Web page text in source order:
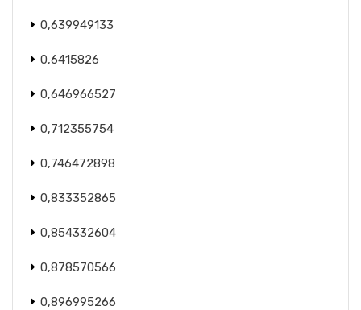
0,639949133
0,6415826
0,646966527
0,712355754
0,746472898
0,833352865
0,854332604
0,878570566
0,896995266